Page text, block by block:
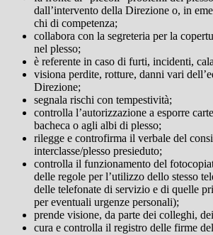
dall’intervento della Direzione o, in
chi di competenza;
collabora con la segreteria per la
nel plesso;
è referente in caso di furti, incidenti,
visiona perdite, rotture, danni vari
Direzione;
segnala rischi con tempestività;
controlla l’autorizzazione a esporre
bacheca o agli albi di plesso;
rilegge e controfirma il verbale del
interclasse/plesso presieduto;
controlla il funzionamento del
delle regole per l’utilizzo dello stesso
delle telefonate di servizio e di quelle
per eventuali urgenze personali);
prende visione, da parte dei colleghi,
cura e controlla il registro delle firme